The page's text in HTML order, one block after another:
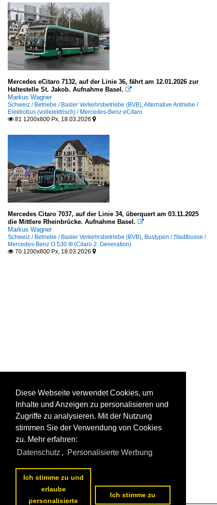
Mercedes eCitaro 7132, auf der Linie 36, fährt am 12.01.2026 zur
Haltestelle St. Jakob. Aufnahme Basel. 
Markus Wagner
Schweiz / Betriebe / Basler Verkehrsbetriebe (BVB),Alternative Antriebe /
Elektrobus (vollelektrisch) / Mercedes-Benz eCitaro
 81 1200x800 Px, 18.03.2026 
Mercedes Citaro 7037, auf der Linie 34, überquert am 03.11.2025
die Mittlere Rheinbrücke. Aufnahme Basel. 
Markus Wagner
Schweiz / Betriebe / Basler Verkehrsbetriebe (BVB), Bustypen / Stadtbusse /
Mercedes-Benz O 530 III (Citaro 2. Generation)
 70 1200x800 Px, 18.03.2026 
Diese Webseite verwendet Cookies, um
Inhalte und Anzeigen zu personalisieren und
Zugriffe zu analysieren. Mit der Nutzung
stimmen Sie der Verwendung von Cookies
zu. Mehr erfahren:
Datenschutz , Personalisierte Werbung
Ich stimme zu und
erlaube
personalisierte
Ich stimme zu